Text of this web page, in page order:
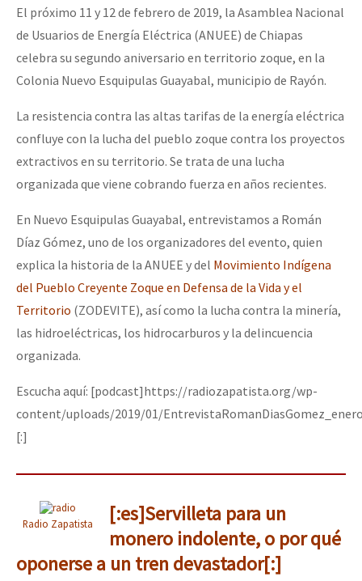
El próximo 11 y 12 de febrero de 2019, la Asamblea Nacional
de Usuarios de Energía Eléctrica (ANUEE) de Chiapas
celebra su segundo aniversario en territorio zoque, en la
Colonia Nuevo Esquipulas Guayabal, municipio de Rayón.
La resistencia contra las altas tarifas de la energía eléctrica
confluye con la lucha del pueblo zoque contra los proyectos
extractivos en su territorio. Se trata de una lucha
organizada que viene cobrando fuerza en años recientes.
En Nuevo Esquipulas Guayabal, entrevistamos a Román
Díaz Gómez, uno de los organizadores del evento, quien
explica la historia de la ANUEE y del Movimiento Indígena
del Pueblo Creyente Zoque en Defensa de la Vida y el
Territorio (ZODEVITE), así como la lucha contra la minería,
las hidroeléctricas, los hidrocarburos y la delincuencia
organizada.
Escucha aquí: [podcast]https://radiozapatista.org/wp-
content/uploads/2019/01/
[:]
Radio Zapatista
[:es]Servilleta para un
monero indolente, o por qué
oponerse a un tren devastador[:]